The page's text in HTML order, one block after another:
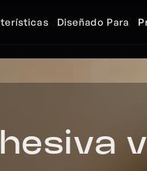
Diseñado Para